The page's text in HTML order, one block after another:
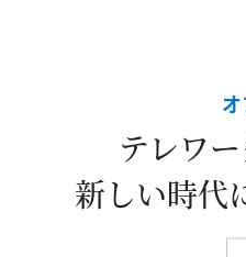
テレワ
新しい時代